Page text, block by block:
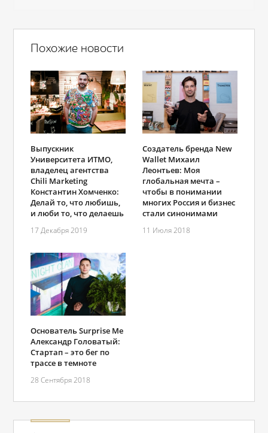
Похожие новости
Выпускник
Университета ИТМО,
владелец агентства
Chili Marketing
Константин Хомченко:
Делай то, что любишь,
и люби то, что делаешь
17 Декабря 2019
Создатель бренда New
Wallet Михаил
Леонтьев: Моя
глобальная мечта –
чтобы в понимании
многих Россия и бизнес
стали синонимами
11 Июля 2018
Основатель Surprise Me
Александр Головатый:
Стартап – это бег по
трассе в темноте
28 Сентября 2018